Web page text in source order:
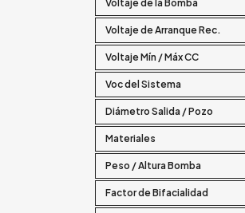
Voltaje de la Bomba
Voltaje de Arranque Rec.
Voltaje Mín / Máx CC
Voc del Sistema
Diámetro Salida / Pozo
Materiales
Peso / Altura Bomba
Factor de Bifacialidad